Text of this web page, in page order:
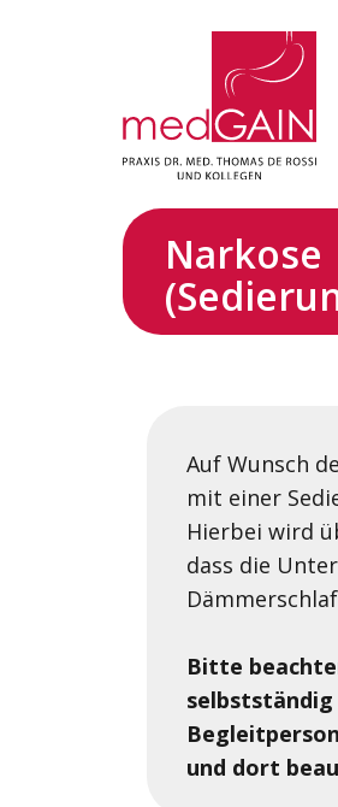
Narkose
Auf Wunsch
mit einer
Hierbei wird
dass die
Bitte
und dort